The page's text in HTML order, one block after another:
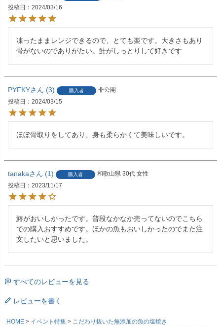
投稿日
2024/03/16
凍ったままレンジできるので、とても楽です。大きさもあり
骨がないのでありがたい。鮭がしっとりして好きです
PYFKY 3 購入者
非公開
投稿日
2024/03/15
ほぼ骨取りをしてあり、身も柔らかくて美味しいです。
tanaka 1 購入者 和歌山県 30代 女性
投稿日
2023/11/17
鰆がおいしかったです。普段なかなか売ってないのでこちら
での購入おすすめです。ほかの魚もおいしかったのでまた注
文したいと思いました。
すべてのレビューを見る
レビューを書く
HOME イベント特集
こだわり抜いた無添加の魚の塩焼き